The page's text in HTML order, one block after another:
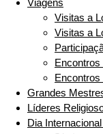
Viagens
Visitas a
Visitas a
Encontros
Encontros
Grandes
Líderes
Dia